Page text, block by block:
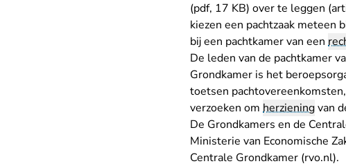
(pdf, 17 KB) over te leggen
kiezen een pachtzaak meteen
bij een pachtkamer van een
De leden van de pachtkamer
Grondkamer is het
toetsen
verzoeken om herzieningvan
De Grondkamers en de
Ministerie van Economische
Centrale Grondkamer (rvo.nl)-
.